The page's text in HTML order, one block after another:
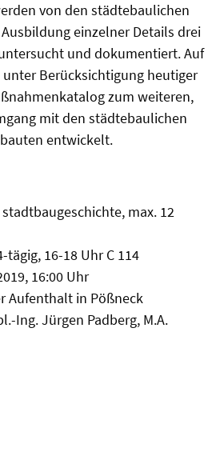
von den städtebaulichen
einzelner Details drei
und dokumentiert. Auf
Berücksichtigung heutiger
zum weiteren,
mit den städtebaulichen
entwickelt.
max. 12
tägig, 16-18 Uhr C 114
16:00 Uhr
Aufenthalt in Pößneck
Ing. Jürgen Padberg, M.A.